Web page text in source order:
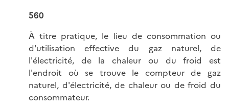
560
À titre pratique, le lieu de consommation ou
d'utilisation effective du gaz naturel, de
l'électricité, de la chaleur ou du froid est
l'endroit où se trouve le compteur de gaz
naturel, d'électricité, de chaleur ou de froid du
consommateur.